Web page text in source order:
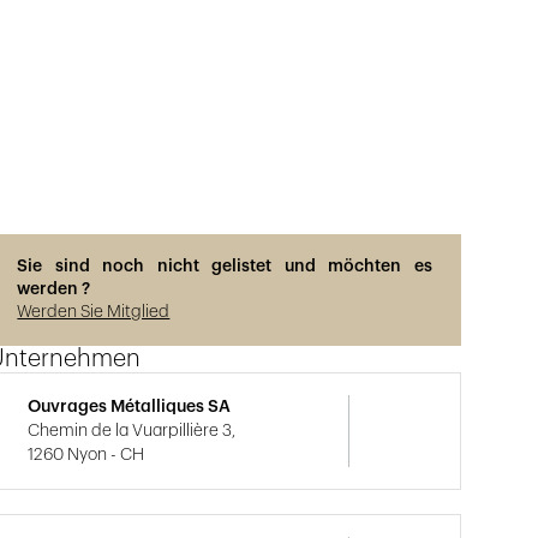
Sie sind noch nicht gelistet und möchten es
werden ?
Werden Sie Mitglied
Ouvrages Métalliques SA
Chemin de la Vuarpillière 3,
1260 Nyon - CH